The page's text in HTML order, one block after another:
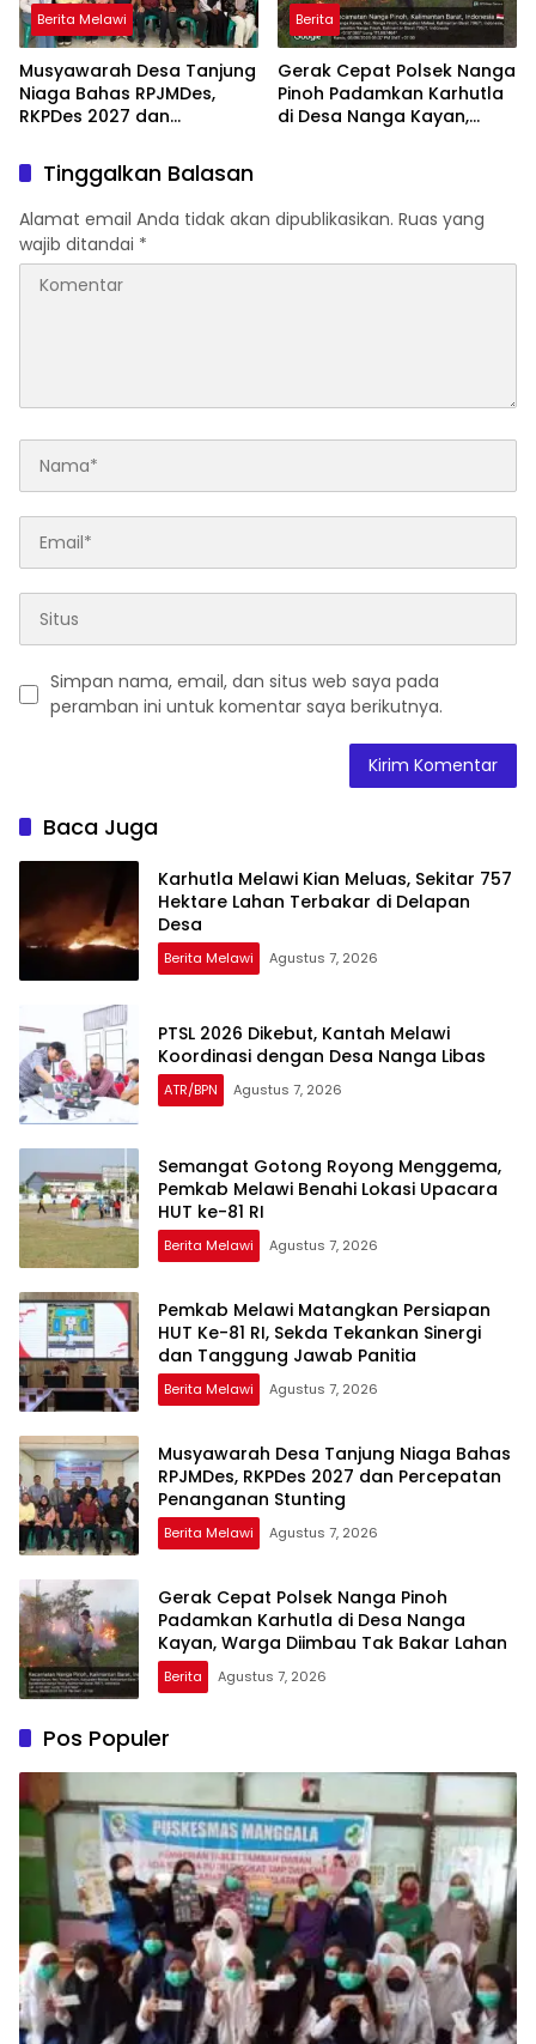
Berita Melawi
Musyawarah Desa Tanjung
Niaga Bahas RPJMDes,
RKPDes 2027 dan
Stunting
Berita
Gerak Cepat Polsek Nanga
Pinoh Padamkan Karhutla
di Desa Nanga Kayan,
Tinggalkan Balasan
Alamat email Anda tidak akan dipublikasikan. Ruas yang
wajib ditandai *
Simpan nama, email, dan situs web saya pada
peramban ini untuk komentar saya berikutnya.
Baca Juga
Karhutla Melawi Kian Meluas, Sekitar 757
Hektare Lahan Terbakar di Delapan
Desa
Berita Melawi Agustus 7, 2026
PTSL 2026 Dikebut, Kantah Melawi
Koordinasi dengan Desa Nanga Libas
ATR/BPN Agustus 7, 2026
Semangat Gotong Royong Menggema,
Pemkab Melawi Benahi Lokasi Upacara
HUT ke-81 RI
Berita Melawi Agustus 7, 2026
Pemkab Melawi Matangkan Persiapan
HUT Ke-81 RI, Sekda Tekankan Sinergi
dan Tanggung Jawab Panitia
Berita Melawi Agustus 7, 2026
Musyawarah Desa Tanjung Niaga Bahas
RPJMDes, RKPDes 2027 dan Percepatan
Penanganan Stunting
Berita Melawi Agustus 7, 2026
Gerak Cepat Polsek Nanga Pinoh
Padamkan Karhutla di Desa Nanga
Kayan, Warga Diimbau Tak Bakar Lahan
Berita Agustus 7, 2026
Pos Populer